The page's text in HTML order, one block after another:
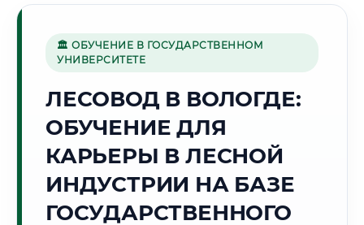
промышленность"
❄️
Г. ВОЛОГДА
Точное местное время:
17:45:44
Четверг, 6 Августа
🏛 ОБУЧЕНИЕ В ГОСУДАРСТВЕННОМ
УНИВЕРСИТЕТЕ
ЛЕСОВОД В ВОЛОГДЕ:
ОБУЧЕНИЕ ДЛЯ
КАРЬЕРЫ В ЛЕСНОЙ
ИНДУСТРИИ НА БАЗЕ
ГОСУДАРСТВЕННОГО